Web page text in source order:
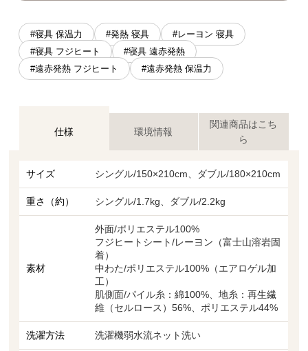
#寝具 保温力 #発熱 寝具
#レーヨン 寝具
#寝具 フジヒート
#寝具 遠赤発熱
#遠赤発熱 フジヒート
#遠赤発熱 保温力
仕様 環境情報
関連商品はこち
ら
サイズ シングル/150×210cm、ダブル/180×210cm
重さ（約） シングル/1.7kg、ダブル/2.2kg
素材
外面/ポリエステル100%
フジヒートシート/レーヨン（富士山溶岩固
着）
中わた/ポリエステル100%（エアロゲル加
工）
肌側面/パイル糸：綿100%、地糸：再生繊
維（セルロース）56%、ポリエステル44%
洗濯方法 洗濯機弱水流ネット洗い